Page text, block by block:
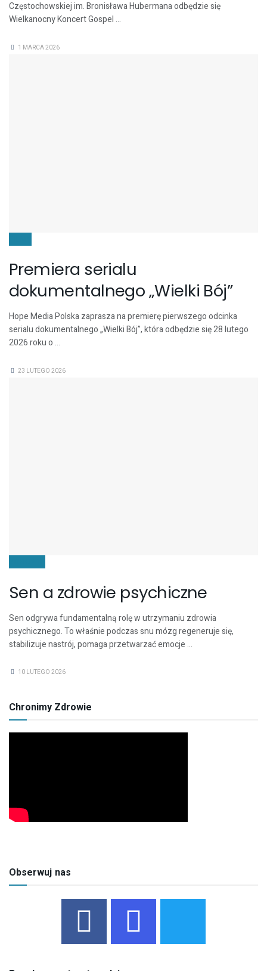
Częstochowskiej im. Bronisława Hubermana odbędzie się
Wielkanocny Koncert Gospel ...
1 MARCA 2026
Premiera serialu
dokumentalnego „Wielki Bój”
Hope Media Polska zaprasza na premierę pierwszego odcinka
serialu dokumentalnego „Wielki Bój”, która odbędzie się 28 lutego
2026 roku o ...
23 LUTEGO 2026
Sen a zdrowie psychiczne
Sen odgrywa fundamentalną rolę w utrzymaniu zdrowia
psychicznego. To właśnie podczas snu mózg regeneruje się,
stabilizuje nastrój, pomaga przetwarzać emocje ...
10 LUTEGO 2026
Chronimy Zdrowie
Obserwuj nas